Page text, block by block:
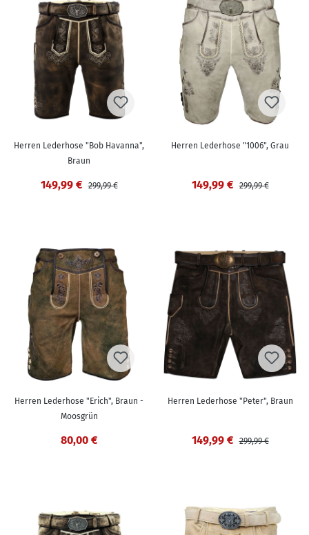
Herren Lederhose "Bob Havanna",
Braun
149,99 € 299,99 €
Herren Lederhose "1006", Grau
149,99 € 299,99 €
Herren Lederhose "Erich", Braun -
Moosgrün
80,00 €
Herren Lederhose "Peter", Braun
149,99 € 299,99 €